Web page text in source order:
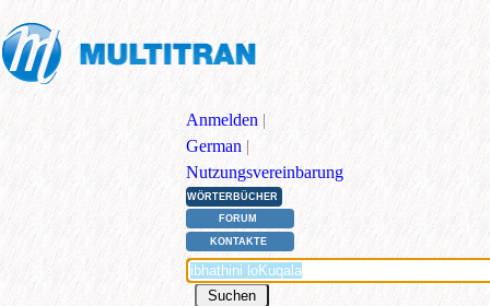
Anmelden |
German |
Nutzungsvereinbarung
WÖRTERBÜCHER
FORUM
KONTAKTE